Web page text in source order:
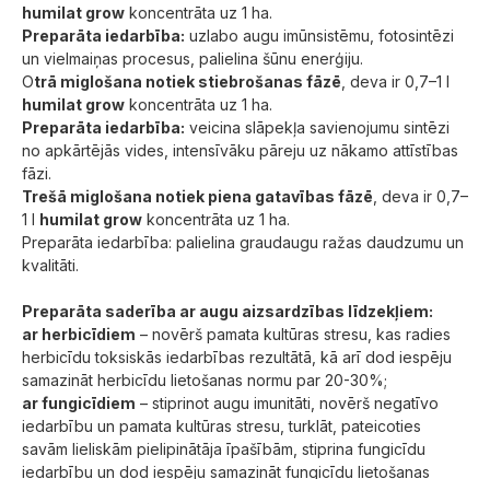
humilat grow koncentrāta uz 1 ha.
Preparāta iedarbība: uzlabo augu imūnsistēmu, fotosintēzi
un vielmaiņas procesus, palielina šūnu enerģiju.
Otrā miglošana notiek stiebrošanas fāzē , deva ir 0,7–1 l
humilat grow koncentrāta uz 1 ha.
Preparāta iedarbība: veicina slāpekļa savienojumu sintēzi
no apkārtējās vides, intensīvāku pāreju uz nākamo attīstības
fāzi.
Trešā miglošana notiek piena gatavības fāzē , deva ir 0,7–
1 l humilat grow koncentrāta uz 1 ha.
Preparāta iedarbība: palielina graudaugu ražas daudzumu un
kvalitāti.
Preparāta saderība ar augu aizsardzības līdzekļiem:
ar herbicīdiem – novērš pamata kultūras stresu, kas radies
herbicīdu toksiskās iedarbības rezultātā, kā arī dod iespēju
samazināt herbicīdu lietošanas normu par 20-30%;
ar fungicīdiem – stiprinot augu imunitāti, novērš negatīvo
iedarbību un pamata kultūras stresu, turklāt, pateicoties
savām lieliskām pielipinātāja īpašībām, stiprina fungicīdu
iedarbību un dod iespēju samazināt fungicīdu lietošanas